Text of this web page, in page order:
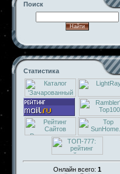
Поиск
Статистика
Онлайн всего: 1